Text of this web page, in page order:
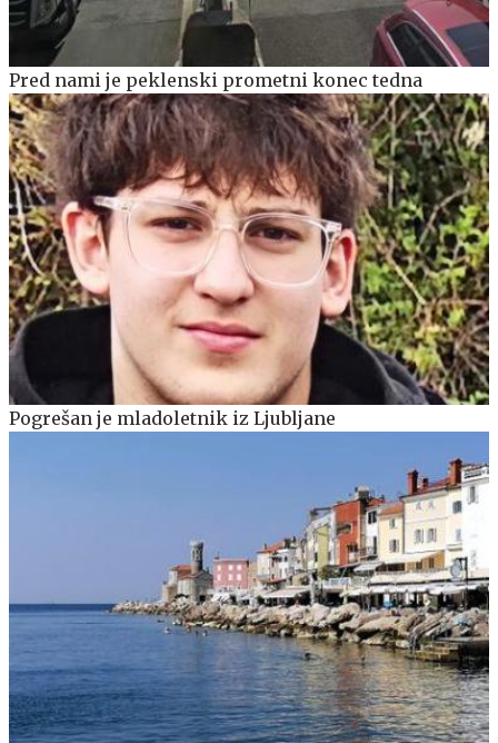
Pred nami je peklenski prometni konec tedna
Pogrešan je mladoletnik iz Ljubljane